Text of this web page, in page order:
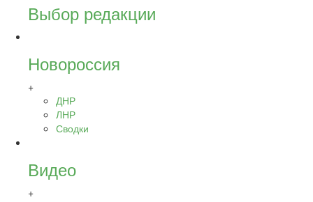
Выбор редакции
Новороссия
+
ДНР
ЛНР
Сводки
Видео
+